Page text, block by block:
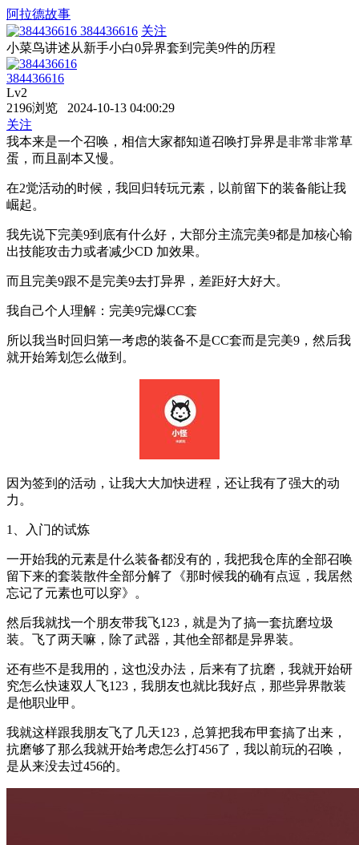
阿拉德故事
384436616 关注
小菜鸟讲述从新手小白0异界套到完美9件的历程
384436616
Lv2
2196浏览 2024-10-13 04:00:29
关注
我本来是一个召唤，相信大家都知道召唤打异界是非常非常草
蛋，而且副本又慢。
在2觉活动的时候，我回归转玩元素，以前留下的装备能让我
崛起。
我先说下完美9到底有什么好，大部分主流完美9都是加核心输
出技能攻击力或者减少CD 加效果。
而且完美9跟不是完美9去打异界，差距好大好大。
我自己个人理解：完美9完爆CC套
所以我当时回归第一考虑的装备不是CC套而是完美9，然后我
就开始筹划怎么做到。
因为签到的活动，让我大大加快进程，还让我有了强大的动
力。
1、入门的试炼
一开始我的元素是什么装备都没有的，我把我仓库的全部召唤
留下来的套装散件全部分解了《那时候我的确有点逗，我居然
忘记了元素也可以穿》。
然后我就找一个朋友带我飞123，就是为了搞一套抗磨垃圾
装。飞了两天嘛，除了武器，其他全部都是异界装。
还有些不是我用的，这也没办法，后来有了抗磨，我就开始研
究怎么快速双人飞123，我朋友也就比我好点，那些异界散装
是他职业甲。
我就这样跟我朋友飞了几天123，总算把我布甲套搞了出来，
抗磨够了那么我就开始考虑怎么打456了，我以前玩的召唤，
是从来没去过456的。